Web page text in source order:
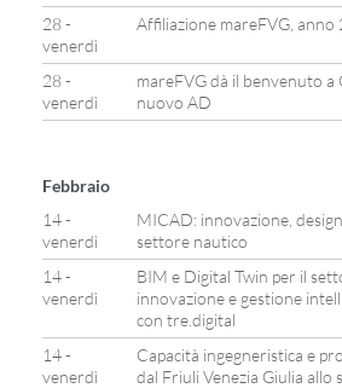
28 -
venerdì
Affiliazione mareFVG, anno
28 -
venerdì
mareFVG dà il benvenuto a
nuovo AD
Febbraio
14 -
venerdì
MICAD: innovazione,
settore nautico
14 -
venerdì
BIM e Digital Twin per il
innovazione e gestione
con tre.digital
14 -
venerdì
Capacità ingegneristica e
dal Friuli Venezia Giulia allo